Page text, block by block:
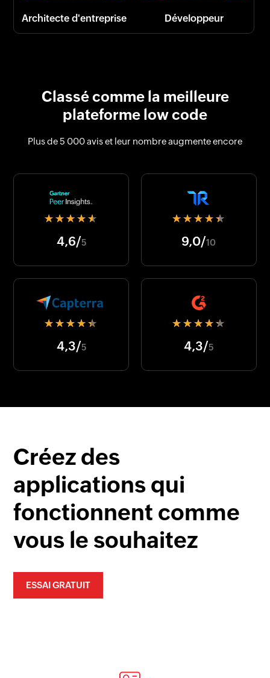
Architecte d'entreprise Développeur
Classé comme la meilleure
plateforme low code
Plus de 5 000 avis et leur nombre augmente encore
★★★★★
4,6/5
★★★★★
9,0/10
★★★★★
4,3/5
★★★★★
4,3/5
Créez des
applications qui
fonctionnent comme
vous le souhaitez
ESSAI GRATUIT